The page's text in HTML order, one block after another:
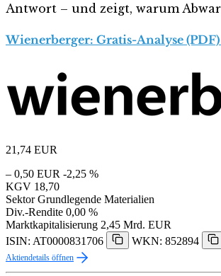
Antwort – und zeigt, warum
Wienerberger: Gratis-Analyse
21,74 EUR
– 0,50 EUR -2,25 %
KGV 18,70
Sektor Grundlegende Materialien
Div.-Rendite 0,00 %
Marktkapitalisierung 2,45 Mrd. EUR
ISIN: AT0000831706
WKN: 852894
Aktiendetails öffnen